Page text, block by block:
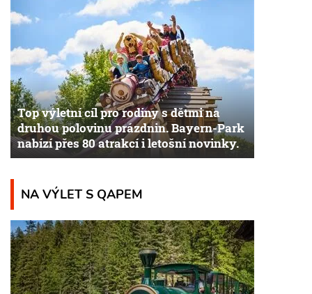
Top výletní cíl pro rodiny s dětmi na
druhou polovinu prázdnin. Bayern-Park
nabízí přes 80 atrakcí i letošní novinky.
NA VÝLET S QAPEM